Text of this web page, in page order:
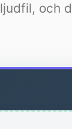
ljudfil, och